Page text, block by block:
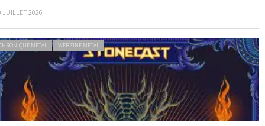
JUILLET 2026
METAL WEBZINE METAL